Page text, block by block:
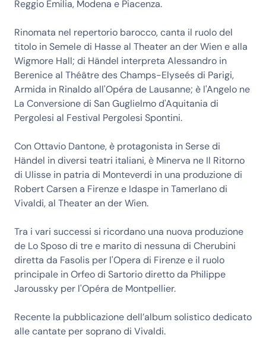
Reggio Emilia, Modena e Piacenza.
Rinomata nel repertorio barocco, canta il ruolo del
titolo in Semele di Hasse al Theater an der Wien e alla
Wigmore Hall; di Händel interpreta Alessandro in
Berenice al Théâtre des Champs-Elyseés di Parigi,
Armida in Rinaldo all'Opéra de Lausanne; è l'Angelo ne
La Conversione di San Guglielmo d'Aquitania di
Pergolesi al Festival Pergolesi Spontini.
Con Ottavio Dantone, è protagonista in Serse di
Händel in diversi teatri italiani, è Minerva ne Il Ritorno
di Ulisse in patria di Monteverdi in una produzione di
Robert Carsen a Firenze e Idaspe in Tamerlano di
Vivaldi, al Theater an der Wien.
Tra i vari successi si ricordano una nuova produzione
de Lo Sposo di tre e marito di nessuna di Cherubini
diretta da Fasolis per l'Opera di Firenze e il ruolo
principale in Orfeo di Sartorio diretto da Philippe
Jaroussky per l'Opéra de Montpellier.
Recente la pubblicazione dell’album solistico dedicato
alle cantate per soprano di Vivaldi.